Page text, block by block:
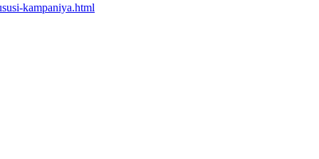
kampaniya.html